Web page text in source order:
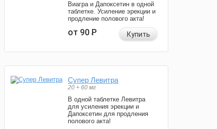
Виагра и Дапоксетин в одной
таблетке. Усиление эрекции и
продление полового акта!
от 90Р Купить
Супер Левитра
20 + 60 мг
В одной таблетке Левитра
для усиления эрекции и
Дапоксетин для продления
полового акта!